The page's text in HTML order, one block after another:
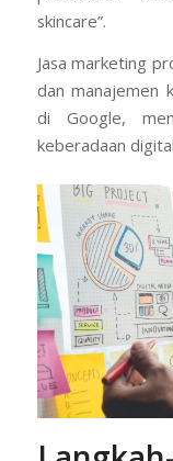
skincare”.
Jasa marketing
dan manajemen
di Google,
keberadaan